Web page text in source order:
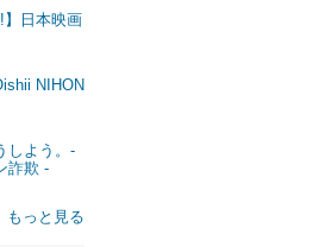
】日本映画
NIHON
しよう。-
詐欺 -
もっと見る